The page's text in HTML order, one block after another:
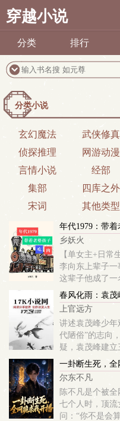
穿越小说
分类 排行
分类小说
玄幻魔法 武侠修真
侦探推理
网游动漫
言情小说
经部
集部
四库之外
宋词
其他类型
年代1979：带
乡妖火
【单女主+日常
李向东上辈子
这辈子他成了
赚钱两不误\n当
过上了老婆孩
春风化雨：袁茂
上官远方
讲述袁茂峰少年
代陋俗”的志向
疑，袁茂峰建
志愿者团队，
凉山、贵州等地
一卦断生死，
尔东不凡
陈不凡是个被
七个人时，顶流
问：“你不是会